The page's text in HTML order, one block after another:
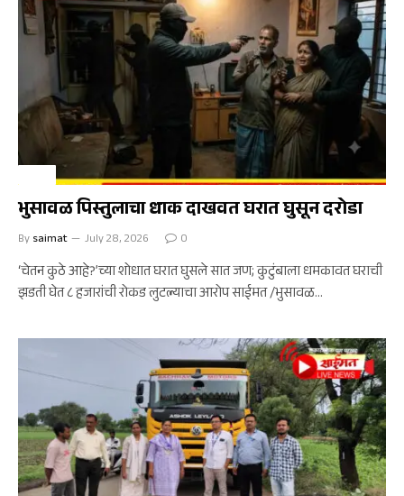
भुसावळ पिस्तुलाचा धाक दाखवत घरात घुसून दरोडा
By saimat July 28, 2026 0
‘चेतन कुठे आहे?’च्या शोधात घरात घुसले सात जण; कुटुंबाला धमकावत घराची
झडती घेत ८ हजारांची रोकड लुटल्याचा आरोप साईमत /भुसावळ…